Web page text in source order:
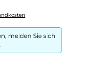
melden Sie sich